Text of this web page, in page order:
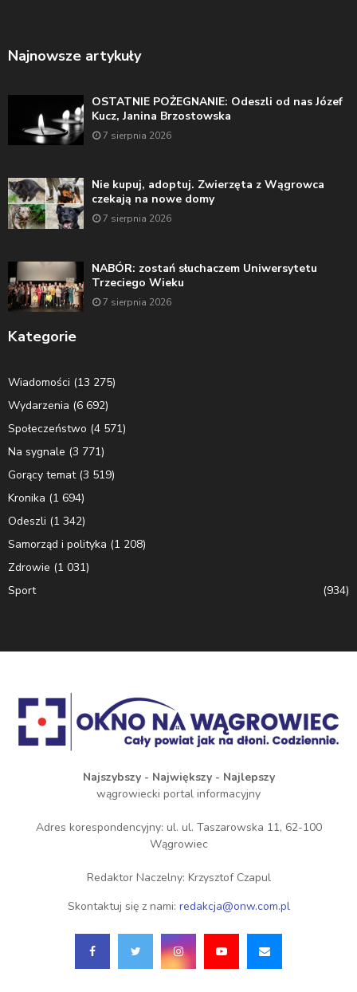
Najnowsze artykuły
OSTATNIE POŻEGNANIE: Odeszli od nas Józef
Kucz, Janina Brzostowska
7 sierpnia 2026
Nie kupuj, adoptuj. Zwierzęta z Wągrowca
czekają na nowe domy
7 sierpnia 2026
NABÓR: zostań słuchaczem Uniwersytetu
Trzeciego Wieku
7 sierpnia 2026
Kategorie
Wiadomości (13 275)
Wydarzenia (6 692)
Społeczeństwo (4 571)
Na sygnale (3 771)
Gorący temat(3 519)
Kronika (1 694)
Odeszli (1 342)
Samorząd i polityka (1 208)
Zdrowie (1 031)
Sport
(934)
Najszybszy - Największy - Najlepszy
wągrowiecki portal informacyjny
Adres korespondencyjny: ul. ul. Taszarowska 11, 62-100
Wągrowiec
Redaktor Naczelny: Krzysztof Czapul
Skontaktuj się z nami: redakcja@onw.com.pl